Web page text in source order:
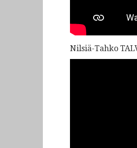
Nilsiä-Tahko